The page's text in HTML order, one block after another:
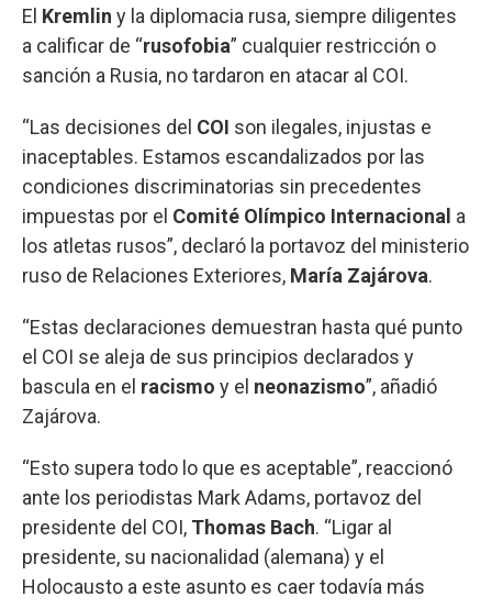
El Kremlin y la diplomacia rusa, siempre diligentes
a calificar de “rusofobia” cualquier restricción o
sanción a Rusia, no tardaron en atacar al COI.
“Las decisiones del COI son ilegales, injustas e
inaceptables. Estamos escandalizados por las
condiciones discriminatorias sin precedentes
impuestas por el Comité Olímpico Internacional a
los atletas rusos”, declaró la portavoz del ministerio
ruso de Relaciones Exteriores, María Zajárova.
“Estas declaraciones demuestran hasta qué punto
el COI se aleja de sus principios declarados y
bascula en el racismo y el neonazismo”, añadió
Zajárova.
“Esto supera todo lo que es aceptable”, reaccionó
ante los periodistas Mark Adams, portavoz del
presidente del COI, Thomas Bach. “Ligar al
presidente, su nacionalidad (alemana) y el
Holocausto a este asunto es caer todavía más